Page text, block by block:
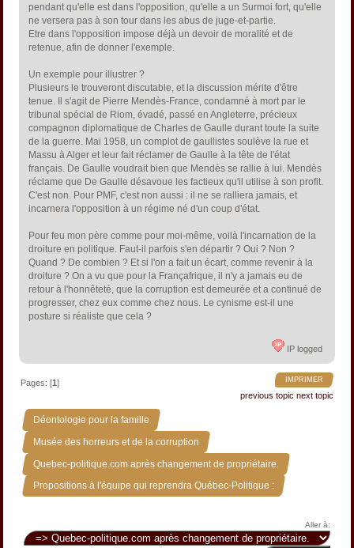
pendant qu'elle est dans l'opposition, qu'elle a un Surmoi fort, qu'elle
ne versera pas à son tour dans les abus de juge-et-partie.
Etre dans l'opposition impose déjà un devoir de moralité et de
retenue, afin de donner l'exemple.
Un exemple pour illustrer ?
Plusieurs le trouveront discutable, et la discussion mérite d'être
tenue. Il s'agit de Pierre Mendès-France, condamné à mort par le
tribunal spécial de Riom, évadé, passé en Angleterre, précieux
compagnon diplomatique de Charles de Gaulle durant toute la suite
de la guerre. Mai 1958, un complot de gaullistes soulève la rue et
Massu à Alger et leur fait réclamer de Gaulle à la tête de l'état
français. De Gaulle voudrait bien que Mendès se rallie à lui. Mendès
réclame que De Gaulle désavoue les factieux qu'il utilise à son profit.
C'est non. Pour PMF, c'est non aussi : il ne se ralliera jamais, et
incarnera l'opposition à un régime né d'un coup d'état.
Pour feu mon père comme pour moi-même, voilà l'incarnation de la
droiture en politique. Faut-il parfois s'en départir ? Oui ? Non ?
Quand ? De combien ? Et si l'on a fait un écart, comme revenir à la
droiture ? On a vu que pour la Françafrique, il n'y a jamais eu de
retour à l'honnêteté, que la corruption est demeurée et a continué de
progresser, chez eux comme chez nous. Le cynisme est-il une
posture si réaliste que cela ?
IP logged
IMPRIMER
Pages: [1]
previous topic next topic
Déontologie pour la famille »
Musée des horreurs et de la corruption »
Quebec-politique.com après changement de propriétaire. »
Propositions à l'équipe qui reprendra Québec-Politique :
Aller à: